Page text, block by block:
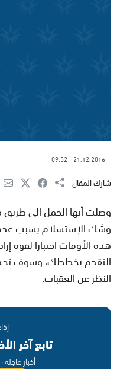
21.12.2016
09:52
شارك المقال
وصلت أيها الحمل الى
وشك الإستسلام بسبب عدم
هذه الأوقات اختبارا
التقدم بخططك، وسوف تجد
النظر عن العقبات.
تابع آخر
أخبار عاجلة